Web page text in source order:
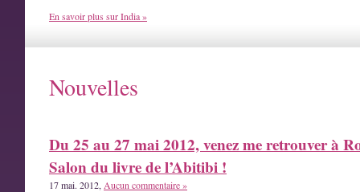
En savoir plus sur India »
Nouvelles
Du 25 au 27 mai 2012, venez me retrouver à
Salon du livre de l’Abitibi !
17 mai. 2012, Aucun commentaire »